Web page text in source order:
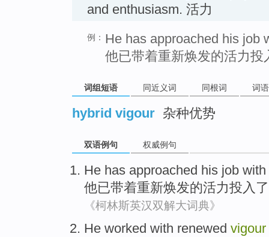
and enthusiasm. 活力
例： He has approached his job
他已带着重新焕发的活力投
词组短语 同近义词 同根词 词
hybrid vigour 杂种优势
双语例句 权威例句
He has approached his job with
他已带着重新焕发的活力投入了
《柯林斯英汉双解大词典》
He worked with renewed vigour